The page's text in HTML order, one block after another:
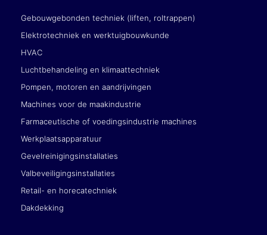
Gebouwgebonden techniek (liften, roltrappen)
Elektrotechniek en werktuigbouwkunde
HVAC
Luchtbehandeling en klimaattechniek
Pompen, motoren en aandrijvingen
Machines voor de maakindustrie
Farmaceutische of voedingsindustrie machines
Werkplaatsapparatuur
Gevelreinigingsinstallaties
Valbeveiligingsinstallaties
Retail- en horecatechniek
Dakdekking